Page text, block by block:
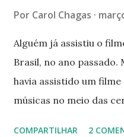
Por Carol Chagas
Alguém já assistiu o
Brasil, no ano passado.
havia assistido um
músicas no meio das
COMPARTILHAR 2